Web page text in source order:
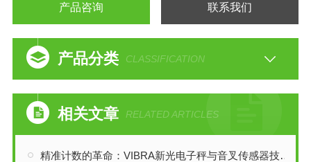
1μg：4 个产品咨询 联系我们
产品分类 CLASSIFICATION
相关文章 RELATED ARTICLES
精准计数的革命：VIBRA新光电子秤与音叉传感器技术解析